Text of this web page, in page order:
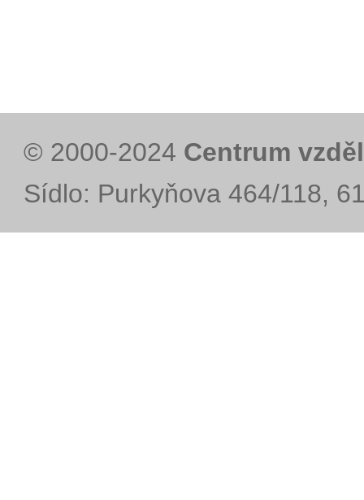
© 2000-2024 Centrum
Sídlo: Purkyňova 464/118,